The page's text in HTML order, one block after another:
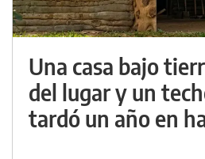
Una casa bajo
del lugar y un
tardó un año en